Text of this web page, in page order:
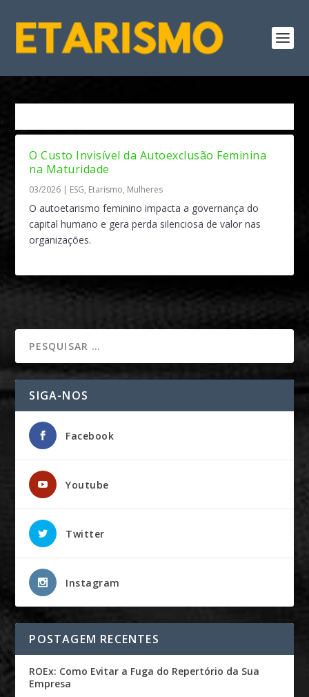
O Custo Invisível da Autoexclusão Feminina
na Maturidade
03/2026 | ESG, Etarismo, Mulheres
O autoetarismo feminino impacta a governança do
capital humano e gera perda silenciosa de valor nas
organizações.
SIGA-NOS
Facebook
Youtube
Twitter
Instagram
POSTAGEM RECENTES
ROEx: Como Evitar a Fuga do Repertório da Sua
Empresa